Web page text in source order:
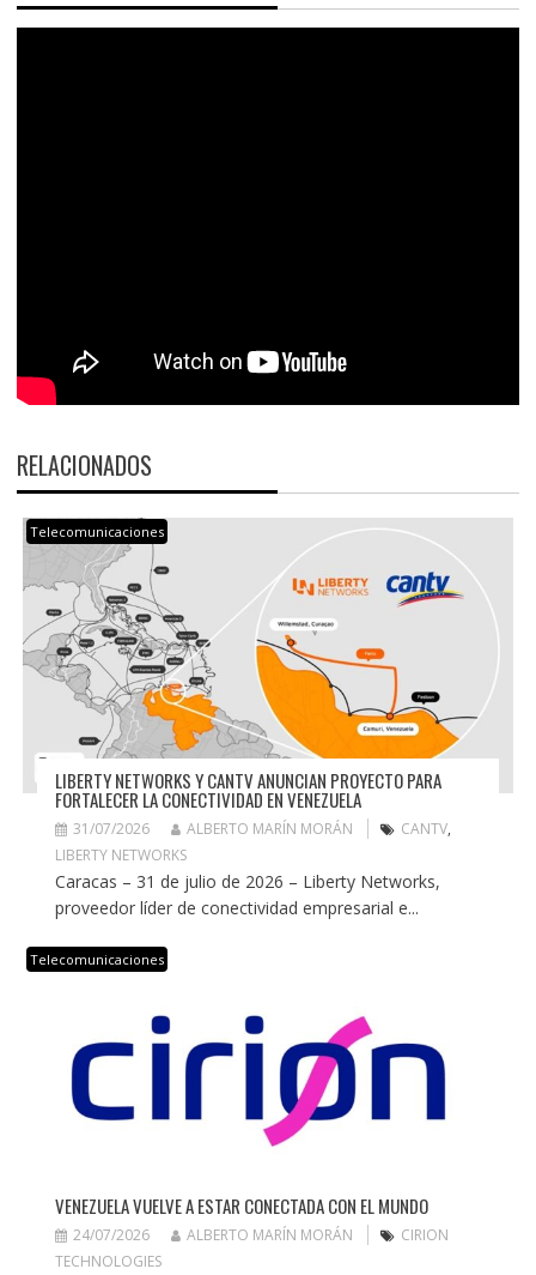
RELACIONADOS
Telecomunicaciones
LIBERTY NETWORKS Y CANTV ANUNCIAN PROYECTO PARA
FORTALECER LA CONECTIVIDAD EN VENEZUELA
31/07/2026 ALBERTO MARÍN MORÁN CANTV,
LIBERTY NETWORKS
Caracas – 31 de julio de 2026 – Liberty Networks,
proveedor líder de conectividad empresarial e...
Telecomunicaciones
VENEZUELA VUELVE A ESTAR CONECTADA CON EL MUNDO
24/07/2026 ALBERTO MARÍN MORÁN
CIRION
TECHNOLOGIES